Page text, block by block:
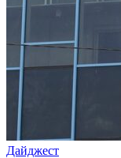
Дайджест